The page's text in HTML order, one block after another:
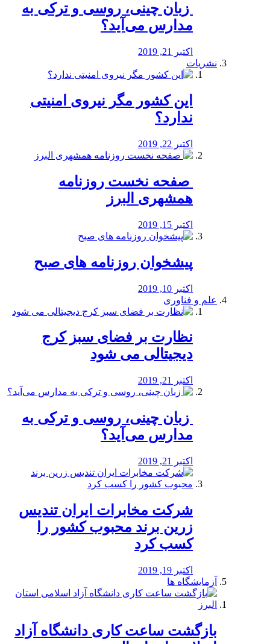
️ زبان چینی، روسی و ترکی به
مدارس می‌آید؟
اکتبر 21, 2019
نشریات
این کشور مگر نیروی امنیتی
ندارد؟
اکتبر 22, 2019
️ صفحه نخست روزنامه‌
همشهری البرز
اکتبر 15, 2019
پیشخوان روزنامه های صبح
اکتبر 10, 2019
علم و فناوری
نظارت بر فضای سبز کرج
دیجیتالی می شود
اکتبر 21, 2019
️ زبان چینی، روسی و ترکی به
مدارس می‌آید؟
اکتبر 21, 2019
شرکت مخابرات ایران تندیس
زرین برند محبوب کشور را
کسب کرد
اکتبر 19, 2019
آزمایشگاه ها
بازگشت ساعت کاری دانشگاه آزاد